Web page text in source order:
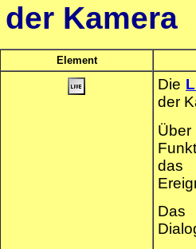
Kamera
Element
Die
der
das